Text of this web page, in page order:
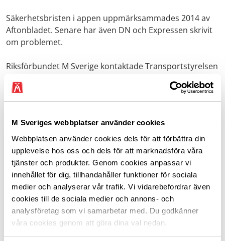
M Sveriges webbplatser använder cookies
Webbplatsen använder cookies dels för att förbättra din
upplevelse hos oss och dels för att marknadsföra våra
tjänster och produkter. Genom cookies anpassar vi
innehållet för dig, tillhandahåller funktioner för sociala
medier och analyserar vår trafik. Vi vidarebefordrar även
cookies till de sociala medier och annons- och
analysföretag som vi samarbetar med. Du godkänner
våra cookies genom att göra dina val nedan.
Säkerhetsbristen i appen uppmärksammades 2014 av
Aftonbladet. Senare har även DN och Expressen skrivit
om problemet.
Riksförbundet M Sverige kontaktade Transportstyrelsen
såväl hösten 2018 som sommaren 2019, på grund av att
även våra medlemmar har drabbats av de
Transportstyrelsens app.
– Att en myndighet som Transportstyrelsen inte kan
garantera ett säkert ägarbyte är under all kritik, säger
Caroline Drabe, vd, Riksförbundet M Sverige. När man
lanserar en digital tjänst som appen Mina fordon,
måste man också se till att den är säker att använda.
Det minsta man kan begära är att en digital signering
krävs med bank-ID.